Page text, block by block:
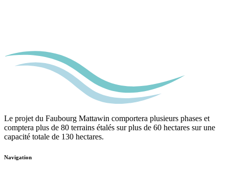
Le projet du Faubourg Mattawin comportera plusieurs phases et
comptera plus de 80 terrains étalés sur plus de 60 hectares sur une
capacité totale de 130 hectares.
Navigation